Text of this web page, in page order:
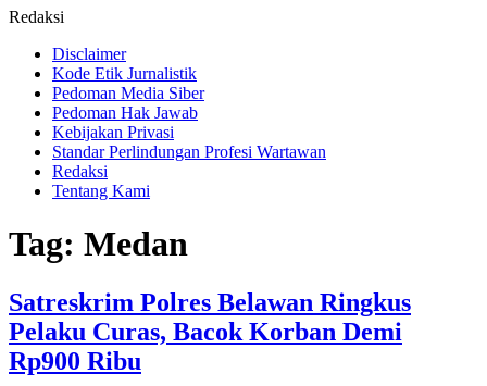
Redaksi
Disclaimer
Kode Etik Jurnalistik
Pedoman Media Siber
Pedoman Hak Jawab
Kebijakan Privasi
Standar Perlindungan Profesi Wartawan
Redaksi
Tentang Kami
Tag: Medan
Satreskrim Polres Belawan Ringkus
Pelaku Curas, Bacok Korban Demi
Rp900 Ribu